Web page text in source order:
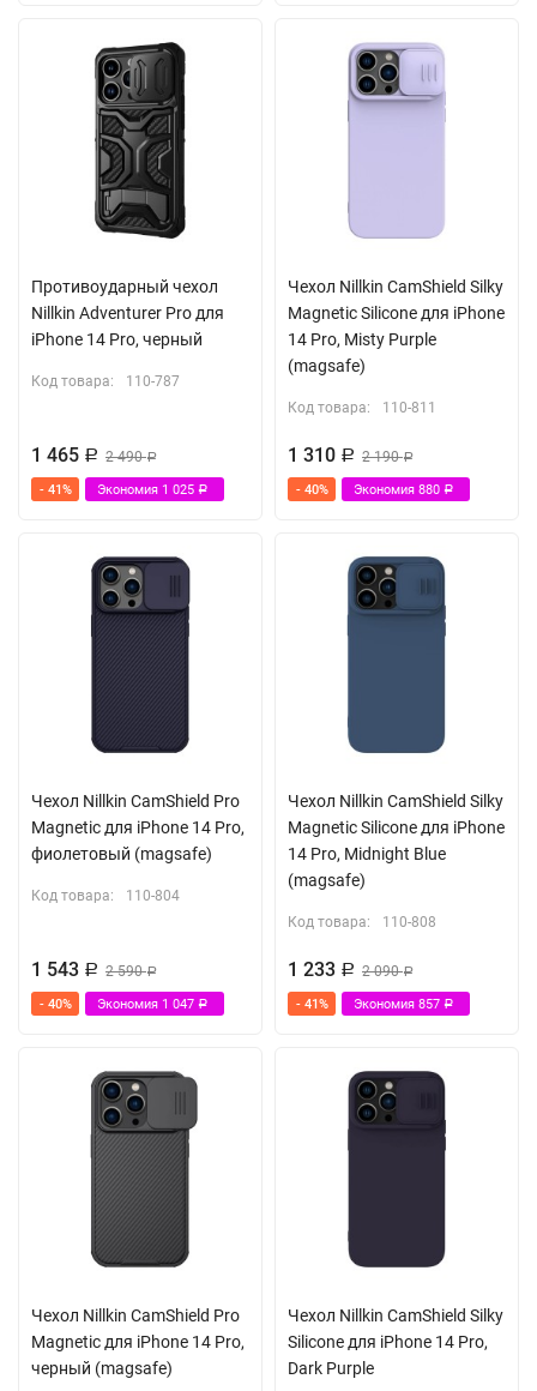
Противоударный чехол
Nillkin Adventurer Pro для
iPhone 14 Pro, черный
Код товара: 110-787
1 465 Р 2 490Р
- 41% Экономия 1 025 Р
Чехол Nillkin CamShield Silky
Magnetic Silicone для iPhone
14 Pro, Misty Purple
(magsafe)
Код товара: 110-811
1 310 Р 2 190Р
- 40% Экономия 880 Р
Чехол Nillkin CamShield Pro
Magnetic для iPhone 14 Pro,
фиолетовый (magsafe)
Код товара: 110-804
1 543 Р 2 590Р
- 40% Экономия 1 047 Р
Чехол Nillkin CamShield Silky
Magnetic Silicone для iPhone
14 Pro, Midnight Blue
(magsafe)
Код товара: 110-808
1 233 Р 2 090Р
- 41% Экономия 857 Р
Чехол Nillkin CamShield Pro
Magnetic для iPhone 14 Pro,
черный (magsafe)
Чехол Nillkin CamShield Silky
Silicone для iPhone 14 Pro,
Dark Purple